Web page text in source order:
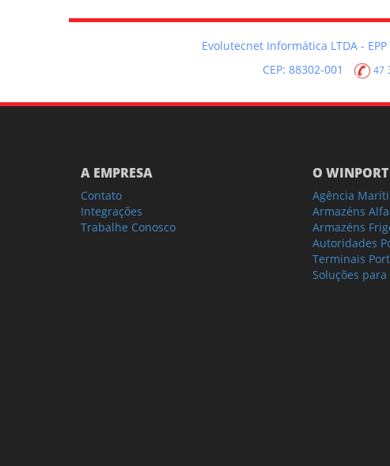
Evolutecnet Informática LTDA - EPP
CEP: 88302-001
47
A EMPRESA
Contato
Integrações
Trabalhe Conosco
O WINPORT
Agência
Armazéns
Armazéns
Autoridades
Terminais
Soluções para